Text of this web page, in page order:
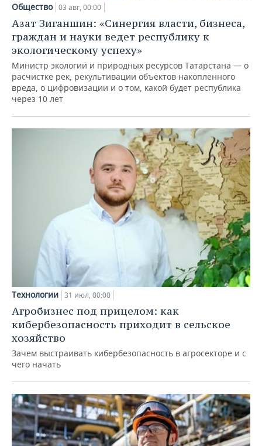
Общество 03 авг, 00:00
Азат Зиганшин: «Синергия власти, бизнеса,
граждан и науки ведет республику к
экологическому успеху»
Министр экологии и природных ресурсов Татарстана — о
расчистке рек, рекультивации объектов накопленного
вреда, о цифровизации и о том, какой будет республика
через 10 лет
Технологии 31 июл, 00:00
Агробизнес под прицелом: как
кибербезопасность приходит в сельское
хозяйство
Зачем выстраивать кибербезопасность в агросекторе и с
чего начать